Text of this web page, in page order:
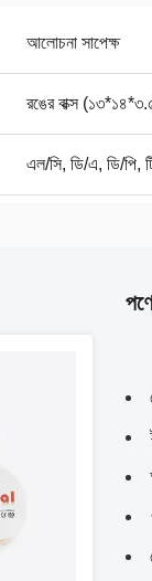
আলোচনা সাপেক্ষ
রঙের বাক্স
এল/সি, ডি/এ, ডি/পি,